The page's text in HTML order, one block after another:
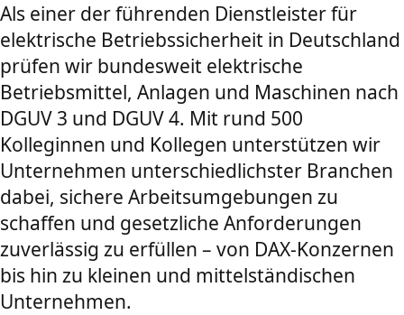
Als einer der führenden Dienstleister für
elektrische Betriebssicherheit in Deutschland
prüfen wir bundesweit elektrische
Betriebsmittel, Anlagen und Maschinen nach
DGUV 3 und DGUV 4. Mit rund 500
Kolleginnen und Kollegen unterstützen wir
Unternehmen unterschiedlichster Branchen
dabei, sichere Arbeitsumgebungen zu
schaffen und gesetzliche Anforderungen
zuverlässig zu erfüllen – von DAX-Konzernen
bis hin zu kleinen und mittelständischen
Unternehmen.